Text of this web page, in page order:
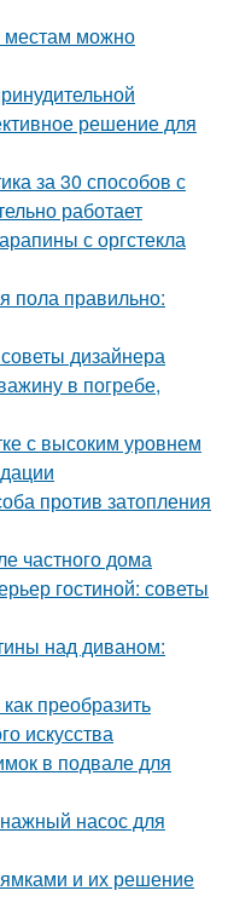
местам можно
решение для
за 30 способов с
работает
с оргстекла
пола правильно:
дизайнера
в погребе,
с высоким уровнем
против затопления
частного дома
гостиной: советы
над диваном:
преобразить
искусства
в подвале для
насос для
и их решение